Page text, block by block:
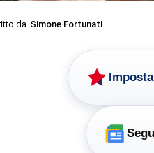
da Simone Fortunati